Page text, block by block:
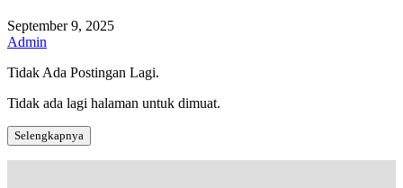
September 9, 2025
Admin
Tidak Ada Postingan Lagi.
Tidak ada lagi halaman untuk dimuat.
Selengkapnya